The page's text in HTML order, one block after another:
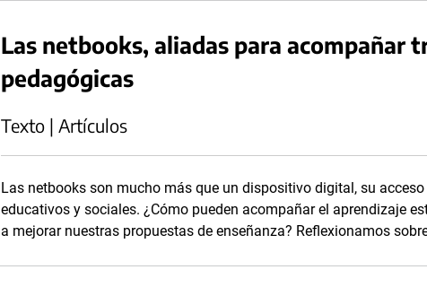
Las netbooks, aliadas para acompañar
pedagógicas
Texto | Artículos
Las netbooks son mucho más que un dispositivo digital, su
educativos y sociales. ¿Cómo pueden acompañar el aprendizaje
a mejorar nuestras propuestas de enseñanza? Reflexionamos